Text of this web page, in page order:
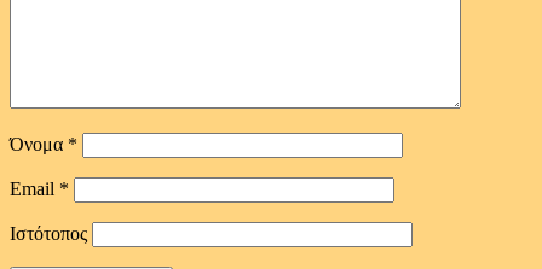
Όνομα *
Email *
Ιστότοπος